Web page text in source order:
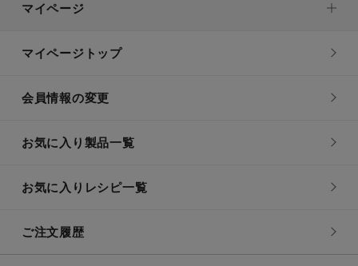
マイページ
マイページトップ
会員情報の変更
お気に入り製品一覧
お気に入りレシピ一覧
ご注文履歴